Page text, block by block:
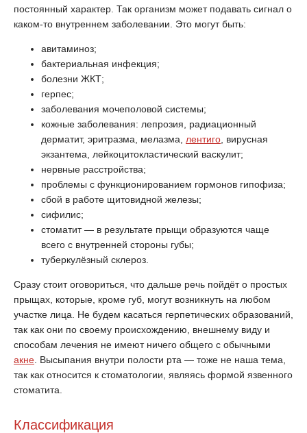
постоянный характер. Так организм может подавать сигнал о
каком-то внутреннем заболевании. Это могут быть:
авитаминоз;
бактериальная инфекция;
болезни ЖКТ;
герпес;
заболевания мочеполовой системы;
кожные заболевания: лепрозия, радиационный
дерматит, эритразма, мелазма, лентиго , вирусная
экзантема, лейкоцитокластический васкулит;
нервные расстройства;
проблемы с функционированием гормонов гипофиза;
сбой в работе щитовидной железы;
сифилис;
стоматит — в результате прыщи образуются чаще
всего с внутренней стороны губы;
туберкулёзный склероз.
Сразу стоит оговориться, что дальше речь пойдёт о простых
прыщах, которые, кроме губ, могут возникнуть на любом
участке лица. Не будем касаться герпетических образований,
так как они по своему происхождению, внешнему виду и
способам лечения не имеют ничего общего с обычными
акне . Высыпания внутри полости рта — тоже не наша тема,
так как относится к стоматологии, являясь формой язвенного
стоматита.
Классификация